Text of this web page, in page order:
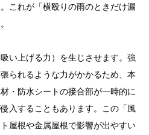
これが「横殴りの雨のときだけ漏
い上げる力）を生じさせます。強
られるような力がかかるため、本
・防水シートの接合部が一時的に
入することもあります。この「風
屋根や金属屋根で影響が出やすい